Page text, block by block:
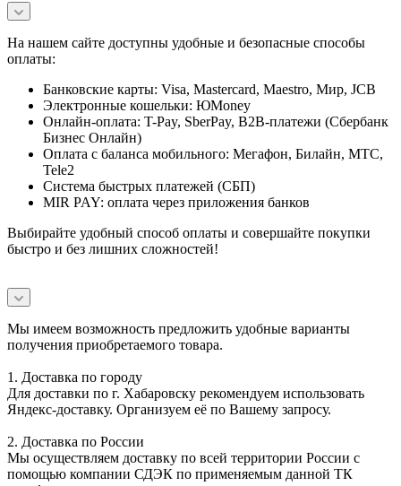
На нашем сайте доступны удобные и безопасные способы
оплаты:
Банковские карты: Visa, Mastercard, Maestro, Мир, JCB
Электронные кошельки: ЮMoney
Онлайн-оплата: T-Pay, SberPay, B2B-платежи (Сбербанк
Бизнес Онлайн)
Оплата с баланса мобильного: Мегафон, Билайн, МТС,
Tele2
Система быстрых платежей (СБП)
MIR PAY: оплата через приложения банков
Выбирайте удобный способ оплаты и совершайте покупки
быстро и без лишних сложностей!
Мы имеем возможность предложить удобные варианты
получения приобретаемого товара.
1. Доставка по городу
Для доставки по г. Хабаровску рекомендуем использовать
Яндекс-доставку. Организуем её по Вашему запросу.
2. Доставка по России
Мы осуществляем доставку по всей территории России с
помощью компании СДЭК по применяемым данной ТК